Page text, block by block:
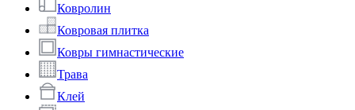
Ковролин
Ковровая плитка
Ковры гимнастические
Трава
Клей